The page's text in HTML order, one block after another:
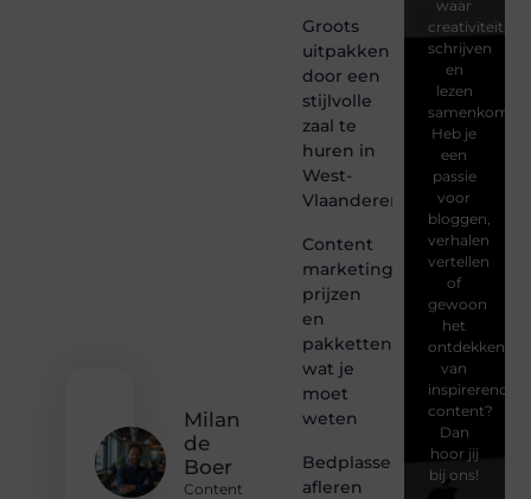
Milan
de
Boer
Content
Groots
uitpakken
door een
stijlvolle
zaal te
huren in
West-
Vlaanderen
Content
marketing
prijzen
en
pakketten:
wat je
moet
weten
Bedplassen
afleren
waar
creativiteit,
schrijven
en
lezen
samenkomen.
Heb je
een
passie
voor
bloggen,
verhalen
vertellen
of
gewoon
het
ontdekken
van
inspirerende
content?
Dan
hoor jij
bij ons!